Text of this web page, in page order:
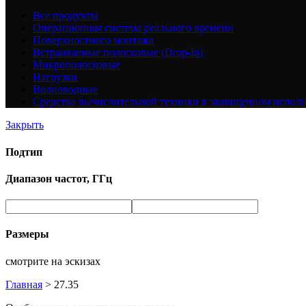
Все продукты
Операционная система реального времени
Поверхностного монтажа
Встраиваемые полосковые (Drop-In)
Микрополосковые
Нагрузки
Волноводные
Средства вычислительной техники в защищенном
Закрыть
Подтип
Диапазон частот, ГГц
Размеры
смотрите на эскизах
Главная > 27.35